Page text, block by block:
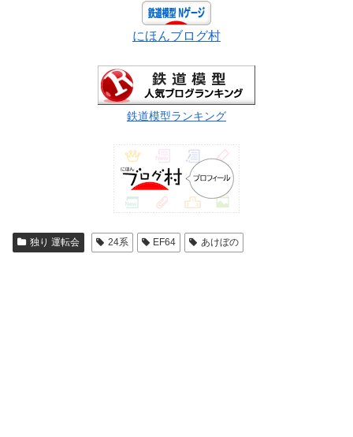
にほんブログ村
鉄道模型ランキング
独り 運転会 24系 EF64 あけぼの